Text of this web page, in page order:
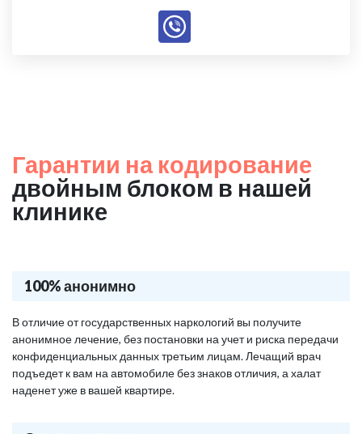
Гарантии на кодирование
двойным блоком в нашей
клинике
100% анонимно
В отличие от государственных наркологий вы получите
анонимное лечение, без постановки на учет и риска передачи
конфиденциальных данных третьим лицам. Лечащий врач
подъедет к вам на автомобиле без знаков отличия, а халат
наденет уже в вашей квартире.